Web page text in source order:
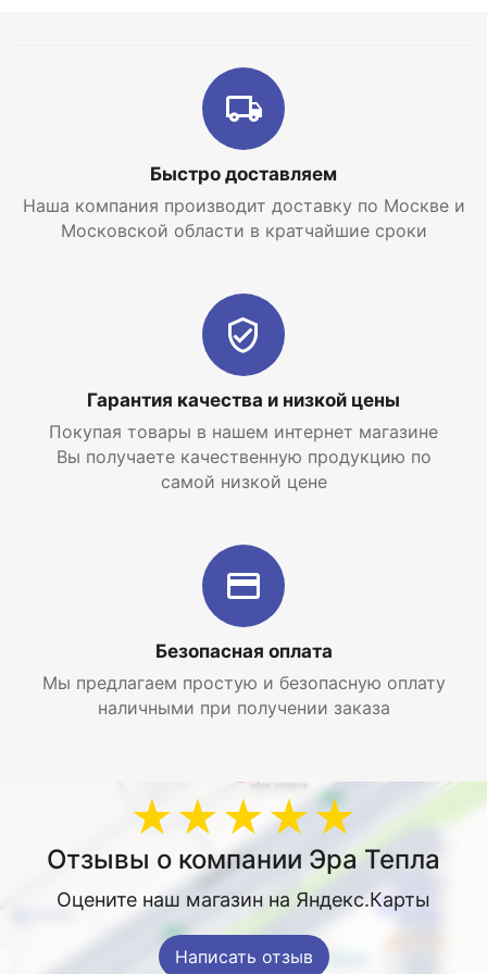
Быстро доставляем
Наша компания производит доставку по Москве и
Московской области в кратчайшие сроки
Гарантия качества и низкой цены
Покупая товары в нашем интернет магазине
Вы получаете качественную продукцию по
самой низкой цене
Безопасная оплата
Мы предлагаем простую и безопасную оплату
наличными при получении заказа
★★★★★
Отзывы о компании Эра Тепла
Оцените наш магазин на Яндекс.Карты
Написать отзыв